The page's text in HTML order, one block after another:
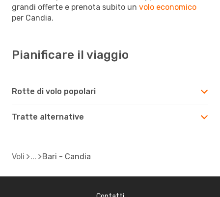
grandi offerte e prenota subito un volo economico
per Candia.
Pianificare il viaggio
Rotte di volo popolari
Tratte alternative
Voli Bari - Candia